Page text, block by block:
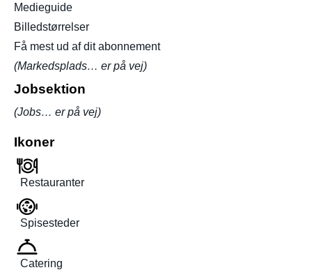
Medieguide
Billedstørrelser
Få mest ud af dit abonnement
(Markedsplads… er på vej)
Jobsektion
(Jobs… er på vej)
Ikoner
Restauranter
Spisesteder
Catering